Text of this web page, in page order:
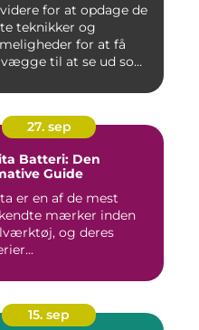
for at opdage de
teknikker og
for at få
til at se ud som
27. sep
Batteri: Den
Guide
er en af de mest
mærker inden
og deres
15. sep